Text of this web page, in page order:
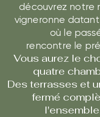
découvrez notre
vigneronne datant
où le
rencontre le
Vous aurez le
quatre
Des terrasses et
fermé